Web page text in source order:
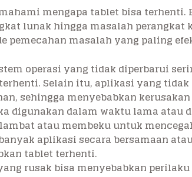
mengapa tablet bisa terhenti.
lunak hingga masalah perangkat
pemecahan masalah yang paling
operasi yang tidak diperbarui
Selain itu, aplikasi yang tidak
sehingga menyebabkan
digunakan dalam waktu lama atau
atau membeku untuk
aplikasi secara bersamaan
tablet terhenti.
rusak bisa menyebabkan